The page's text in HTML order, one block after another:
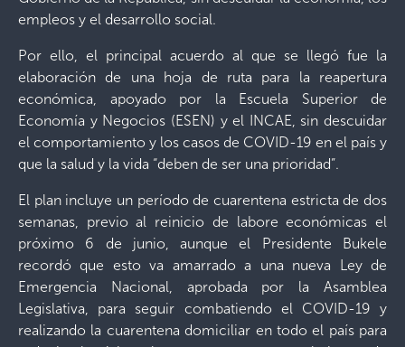
empleos y el desarrollo social.
Por ello, el principal acuerdo al que se llegó fue la
elaboración de una hoja de ruta para la reapertura
económica, apoyado por la Escuela Superior de
Economía y Negocios (ESEN) y el INCAE, sin descuidar
el comportamiento y los casos de COVID-19 en el país y
que la salud y la vida “deben de ser una prioridad”.
El plan incluye un período de cuarentena estricta de dos
semanas, previo al reinicio de labore económicas el
próximo 6 de junio, aunque el Presidente Bukele
recordó que esto va amarrado a una nueva Ley de
Emergencia Nacional, aprobada por la Asamblea
Legislativa, para seguir combatiendo el COVID-19 y
realizando la cuarentena domiciliar en todo el país para